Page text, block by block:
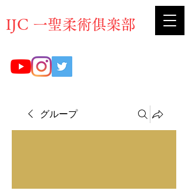
​IJC 一聖柔術俱楽部
グループ